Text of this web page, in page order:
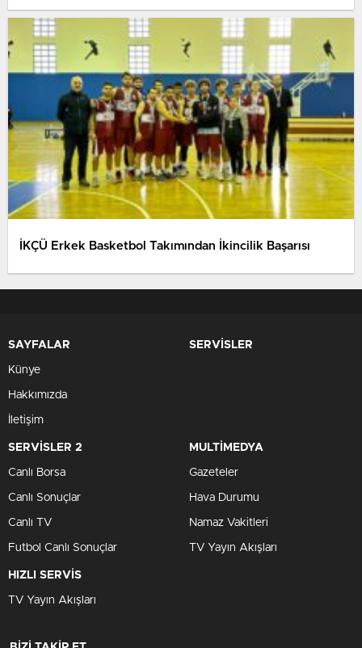
İKÇÜ Erkek Basketbol Takımından İkincilik Başarısı
SAYFALAR
Künye
Hakkımızda
İletişim
SERVİSLER
SERVİSLER 2
Canlı Borsa
Canlı Sonuçlar
Canlı TV
Futbol Canlı Sonuçlar
MULTİMEDYA
Gazeteler
Hava Durumu
Namaz Vakitleri
TV Yayın Akışları
HIZLI SERVİS
TV Yayın Akışları